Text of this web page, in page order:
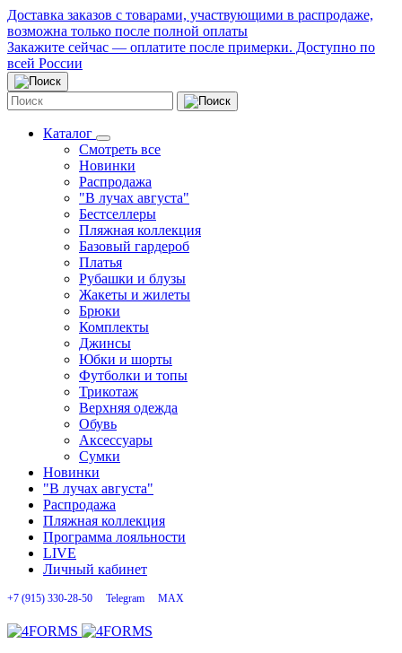
Доставка заказов с товарами, участвующими в распродаже,
возможна только после полной оплаты
Закажите сейчас — оплатите после примерки. Доступно по
всей России
Каталог
Смотреть все
Новинки
Распродажа
"В лучах августа"
Бестселлеры
Пляжная коллекция
Базовый гардероб
Платья
Рубашки и блузы
Жакеты и жилеты
Брюки
Комплекты
Джинсы
Юбки и шорты
Футболки и топы
Трикотаж
Верхняя одежда
Обувь
Аксессуары
Сумки
Новинки
"В лучах августа"
Распродажа
Пляжная коллекция
Программа лояльности
LIVE
Личный кабинет
+7 (915) 330-28-50 Telegram MAX